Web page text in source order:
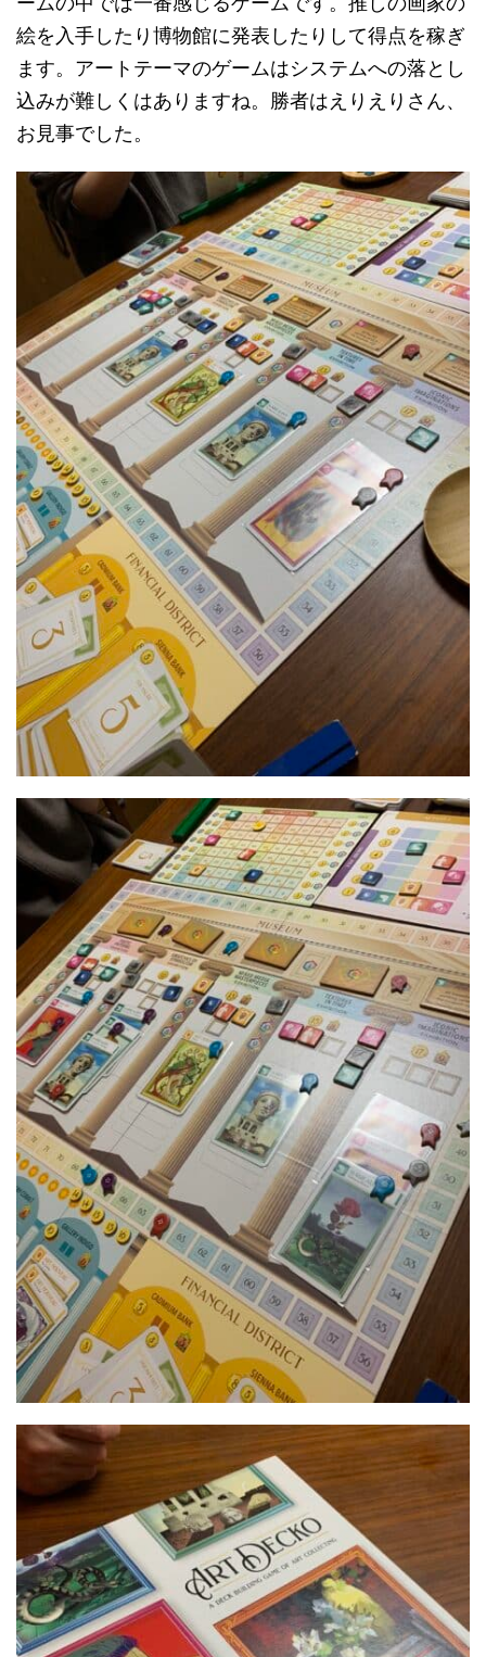
絵を入手したり博物館に発表したりして得点を稼ぎ
ます。アートテーマのゲームはシステムへの落とし
込みが難しくはありますね。勝者はえりえりさん、
お見事でした。